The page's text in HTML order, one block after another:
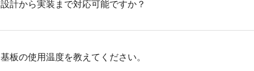
計から実装まで対応可能ですか？
板の使用温度を教えてください。